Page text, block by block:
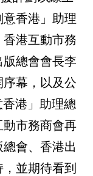
香港」助理
港互動市務
總會會長李
幕，以及公
港」助理總
市務商會再
會、香港出
並期待看到